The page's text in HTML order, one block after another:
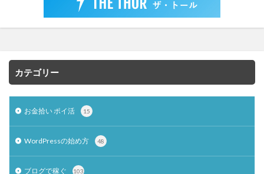
カテゴリー
お金拾い ポイ活 15
WordPressの始め方 48
ブログで稼ぐ 103